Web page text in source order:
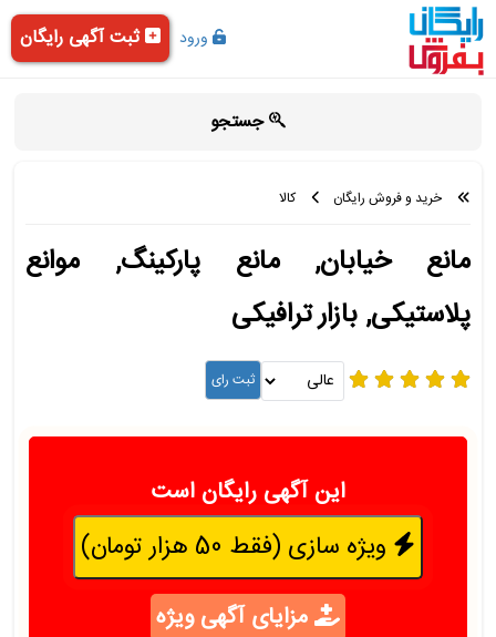
ورود ثبت آگهی رایگان
جستجو
خرید و فروش رایگان کالا
مانع خیابان, مانع پارکینگ, موانع
پلاستیکی, بازار ترافیکی
این آگهی رایگان است
ویژه سازی (فقط 50 هزار تومان)
مزایای آگهی ویژه